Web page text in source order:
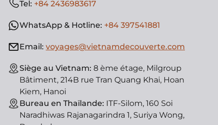
Tel: +84 2436983617
WhatsApp & Hotline: +84 397541881
Email: voyages@vietnamdecouverte.com
Siège au Vietnam: 8 ème étage, Milgroup
Bâtiment, 214B rue Tran Quang Khai, Hoan
Kiem, Hanoi
Bureau en Thaïlande: ITF-Silom, 160 Soi
Naradhiwas Rajanagarindra 1, Suriya Wong,